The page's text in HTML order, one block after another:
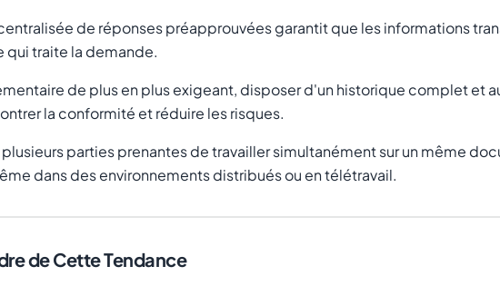
de réponses préapprouvées garantit que les informations
qui traite la demande.
de plus en plus exigeant, disposer d'un historique complet et
la conformité et réduire les risques.
parties prenantes de travailler simultanément sur un même
dans des environnements distribués ou en télétravail.
de Cette Tendance